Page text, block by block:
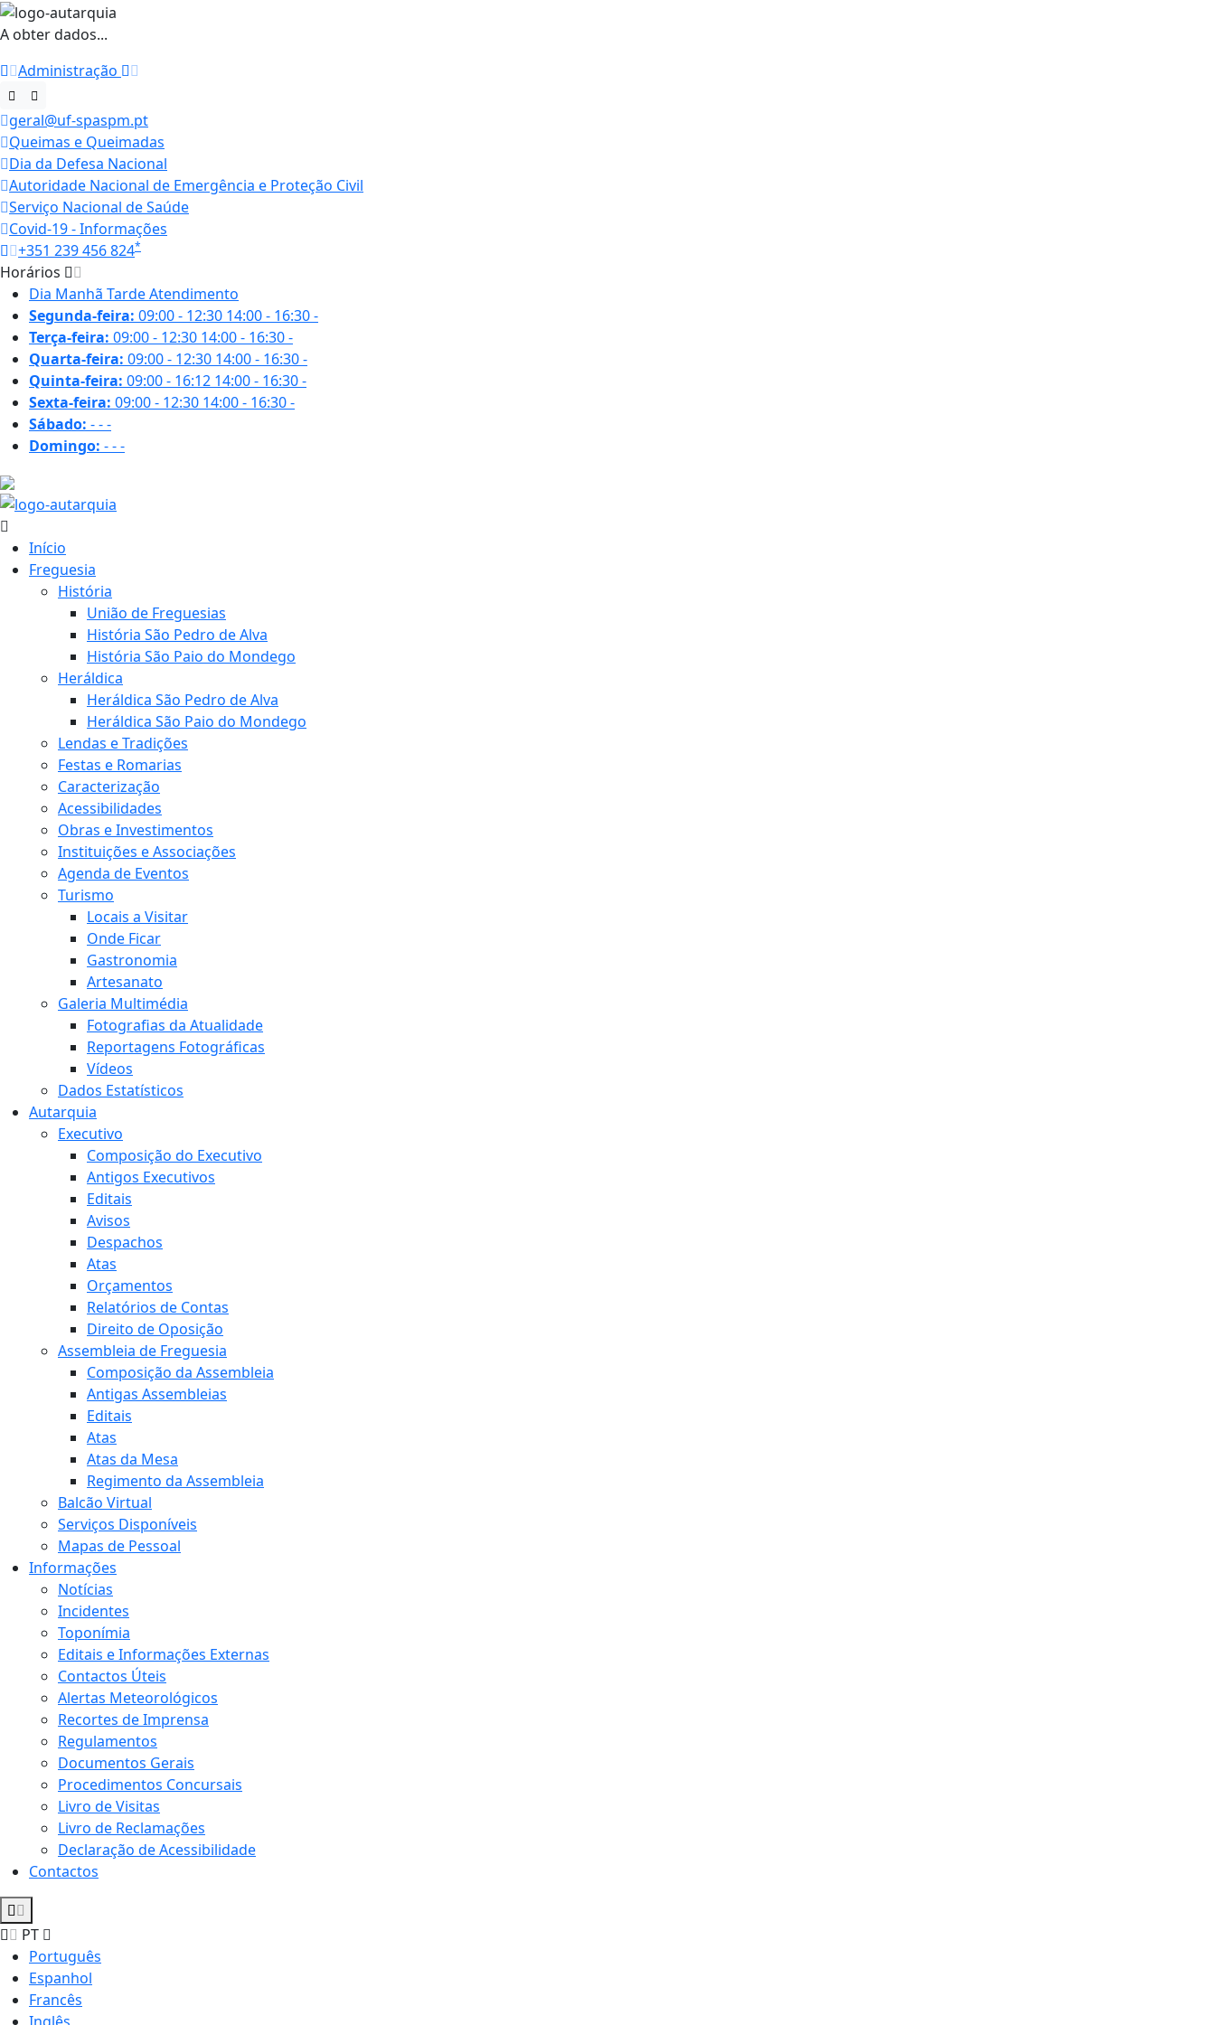
A obter dados...
Administração
geral@uf-spaspm.pt
Queimas e Queimadas
Dia da Defesa Nacional
Autoridade Nacional de Emergência e Proteção Civil
Serviço Nacional de Saúde
Covid-19 - Informações
+351 239 456 824*
Horários
Dia Manhã TardeAtendimento
Segunda-feira: 09:00 - 12:30 14:00 - 16:30-
Terça-feira: 09:00 - 12:30 14:00 - 16:30-
Quarta-feira: 09:00 - 12:30 14:00 - 16:30-
Quinta-feira: 09:00 - 16:12 14:00 - 16:30-
Sexta-feira: 09:00 - 12:30 14:00 - 16:30-
Sábado: ---
Domingo: ---
Início
Freguesia
História
União de Freguesias
História São Pedro de Alva
História São Paio do Mondego
Heráldica
Heráldica São Pedro de Alva
Heráldica São Paio do Mondego
Lendas e Tradições
Festas e Romarias
Caracterização
Acessibilidades
Obras e Investimentos
Instituições e Associações
Agenda de Eventos
Turismo
Locais a Visitar
Onde Ficar
Gastronomia
Artesanato
Galeria Multimédia
Fotografias da Atualidade
Reportagens Fotográficas
Vídeos
Dados Estatísticos
Autarquia
Executivo
Composição do Executivo
Antigos Executivos
Editais
Avisos
Despachos
Atas
Orçamentos
Relatórios de Contas
Direito de Oposição
Assembleia de Freguesia
Composição da Assembleia
Antigas Assembleias
Editais
Atas
Atas da Mesa
Regimento da Assembleia
Balcão Virtual
Serviços Disponíveis
Mapas de Pessoal
Informações
Notícias
Incidentes
Toponímia
Editais e Informações Externas
Contactos Úteis
Alertas Meteorológicos
Recortes de Imprensa
Regulamentos
Documentos Gerais
Procedimentos Concursais
Livro de Visitas
Livro de Reclamações
Declaração de Acessibilidade
Contactos
PT
Português
Espanhol
Francês